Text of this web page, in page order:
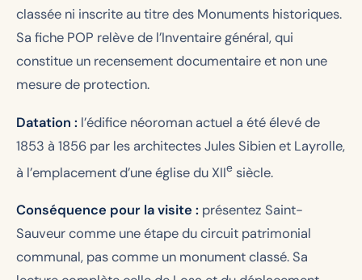
classée ni inscrite au titre des Monuments historiques.
Sa fiche POP relève de l’Inventaire général, qui
constitue un recensement documentaire et non une
mesure de protection.
Datation : l’édifice néoroman actuel a été élevé de
1853 à 1856 par les architectes Jules Sibien et Layrolle,
à l’emplacement d’une église du XIIe siècle.
Conséquence pour la visite : présentez Saint-
Sauveur comme une étape du circuit patrimonial
communal, pas comme un monument classé. Sa